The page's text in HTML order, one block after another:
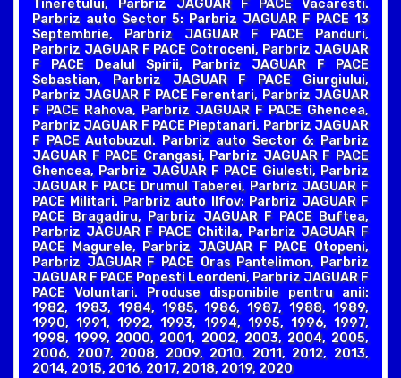
Tineretului, Parbriz JAGUAR F PACE Vacaresti.
Parbriz auto Sector 5: Parbriz JAGUAR F PACE 13
Septembrie, Parbriz JAGUAR F PACE Panduri,
Parbriz JAGUAR F PACE Cotroceni, Parbriz JAGUAR
F PACE Dealul Spirii, Parbriz JAGUAR F PACE
Sebastian, Parbriz JAGUAR F PACE Giurgiului,
Parbriz JAGUAR F PACE Ferentari, Parbriz JAGUAR
F PACE Rahova, Parbriz JAGUAR F PACE Ghencea,
Parbriz JAGUAR F PACE Pieptanari, Parbriz JAGUAR
F PACE Autobuzul. Parbriz auto Sector 6: Parbriz
JAGUAR F PACE Crangasi, Parbriz JAGUAR F PACE
Ghencea, Parbriz JAGUAR F PACE Giulesti, Parbriz
JAGUAR F PACE Drumul Taberei, Parbriz JAGUAR F
PACE Militari. Parbriz auto Ilfov: Parbriz JAGUAR F
PACE Bragadiru, Parbriz JAGUAR F PACE Buftea,
Parbriz JAGUAR F PACE Chitila, Parbriz JAGUAR F
PACE Magurele, Parbriz JAGUAR F PACE Otopeni,
Parbriz JAGUAR F PACE Oras Pantelimon, Parbriz
JAGUAR F PACE Popesti Leordeni, Parbriz JAGUAR F
PACE Voluntari. Produse disponibile pentru anii:
1982, 1983, 1984, 1985, 1986, 1987, 1988, 1989,
1990, 1991, 1992, 1993, 1994, 1995, 1996, 1997,
1998, 1999, 2000, 2001, 2002, 2003, 2004, 2005,
2006, 2007, 2008, 2009, 2010, 2011, 2012, 2013,
2014, 2015, 2016, 2017, 2018, 2019, 2020